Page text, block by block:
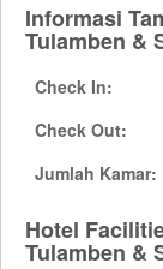
Informasi
Tulamben &
Check In:
Check Out:
Jumlah Kamar:
Hotel
Tulamben &